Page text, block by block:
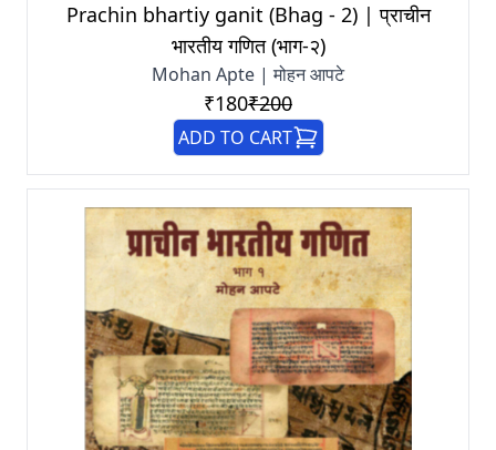
Prachin bhartiy ganit (Bhag - 2) | प्राचीन
भारतीय गणित (भाग-२)
Mohan Apte | मोहन आपटे
₹180₹200
ADD TO CART